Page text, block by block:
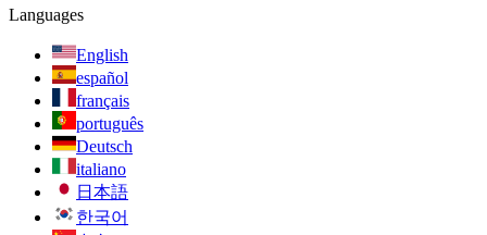
Languages
English
español
français
português
Deutsch
italiano
日本語
한국어